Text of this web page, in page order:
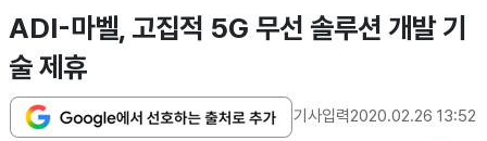
ADI-마벨, 고집적 5G 무선 솔루션 개발 기
술 제휴
기사입력2020.02.26 13:52